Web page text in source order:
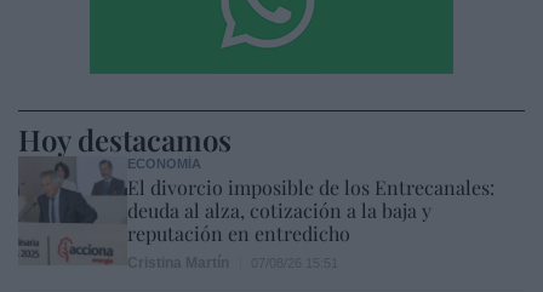
Hoy destacamos
ECONOMÍA
El divorcio imposible de los Entrecanales:
deuda al alza, cotización a la baja y
reputación en entredicho